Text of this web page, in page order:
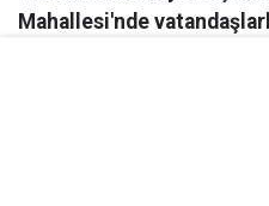
Mahallesi'nde